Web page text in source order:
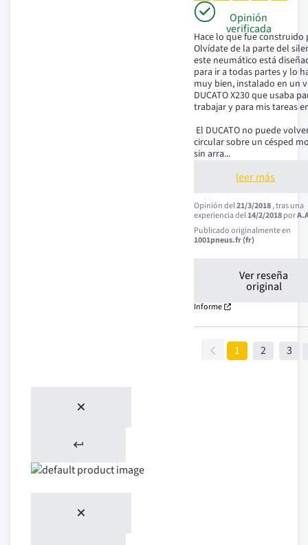
Opinión
verificada
Hace lo que fue construido
Olvídate de la parte del
este neumático está
para ir a todas partes y lo
muy bien, instalado en un
DUCATO X230 que usaba
trabajar y para mis tareas
circular sobre un césped
sin arra...
leer más
Opinión del21/3/2018, tras una
experiencia del14/2/2018por
Publicado originalmente en
1001pneus.fr (fr)
Ver reseña
original
Informe
1 2 3